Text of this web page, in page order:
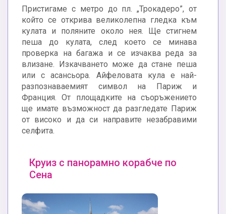
Пристигаме с метро до пл. „Трокадеро”, от
който се открива великолепна гледка към
кулата и поляните около нея. Ще стигнем
пеша до кулата, след което се минава
проверка на багажа и се изчаква реда за
влизане. Изкачването може да стане пеша
или с асансьора. Айфеловата кула е най-
разпознаваемият символ на Париж и
Франция. От площадките на съоръжението
ще имате възможност да разгледате Париж
от високо и да си направите незабравими
селфита.
Круиз с панорамно корабче по
Сена